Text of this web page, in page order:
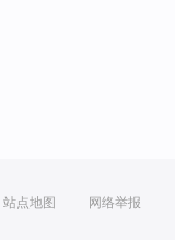
站点地图 网络举报